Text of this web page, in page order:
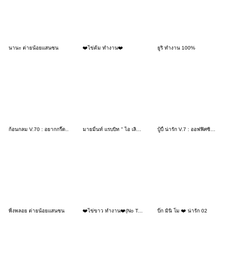
นานะ ต่ายน้อยเเสนซน ❤️ไข่ต้ม ทำงาน❤️ ยูริ ทำงาน 100%
ก้อนกลม V.70 : อยากกรี๊ด.. บู้บี้ น่ารัก V.7 : ออฟฟิศซินโดรม
พิ้งพลอย ต่ายน้อยแสนซน ❤️ไข่ขาว ทำงาน❤️(No Text) บิ๊ก มินิ โม ❤️ น่ารัก 02